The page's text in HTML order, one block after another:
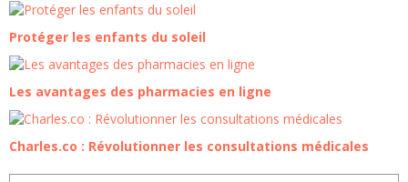
Protéger les enfants du soleil
Les avantages des pharmacies en ligne
Charles.co : Révolutionner les consultations médicales